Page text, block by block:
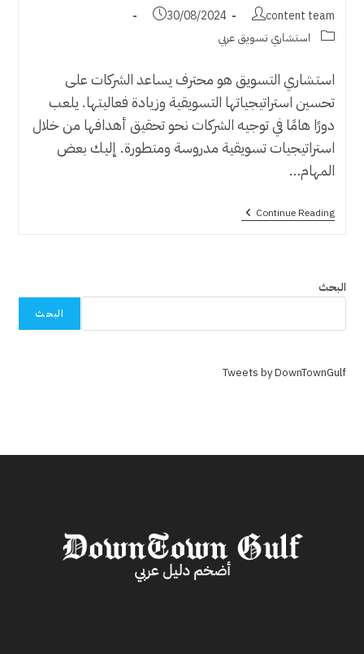
Post
author:
content team
Post
30/08/2024
Post
استشاري تسويق عربي
استشاري التسويق هو محترف يساعد الشركات على
تحسين استراتيجياتها التسويقية وزيادة فعاليتها. يلعب
دورًا هامًا في توجيه الشركات نحو تحقيق أهدافها من خلال
استراتيجيات تسويقية مدروسة ومتطورة. إليك بعض
المهام…
Continue Readingاستشاري
تسويق
البحث
البحث
Tweets by DownTownGulf